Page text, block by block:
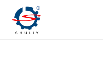
Saltar
contenido